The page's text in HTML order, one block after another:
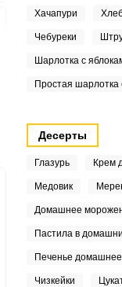
Хачапури
Чебуреки
Шарлотка с
Простая шарлотка
Десерты
Глазурь Крем
Медовик
Домашнее
Пастила в
Печенье домашнее
Чизкейки